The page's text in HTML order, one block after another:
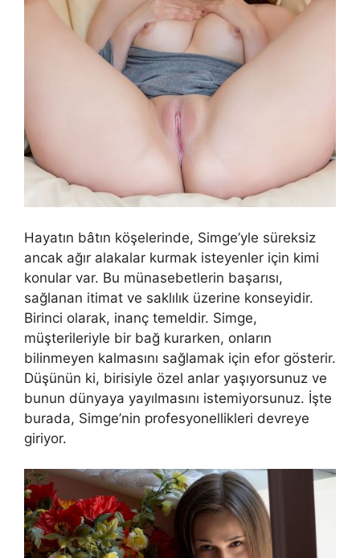
Hayatın bâtın köşelerinde, Simge’yle süreksiz
ancak ağır alakalar kurmak isteyenler için kimi
konular var. Bu münasebetlerin başarısı,
sağlanan itimat ve saklılık üzerine konseyidir.
Birinci olarak, inanç temeldir. Simge,
müşterileriyle bir bağ kurarken, onların
bilinmeyen kalmasını sağlamak için efor gösterir.
Düşünün ki, birisiyle özel anlar yaşıyorsunuz ve
bunun dünyaya yayılmasını istemiyorsunuz. İşte
burada, Simge’nin profesyonellikleri devreye
giriyor.